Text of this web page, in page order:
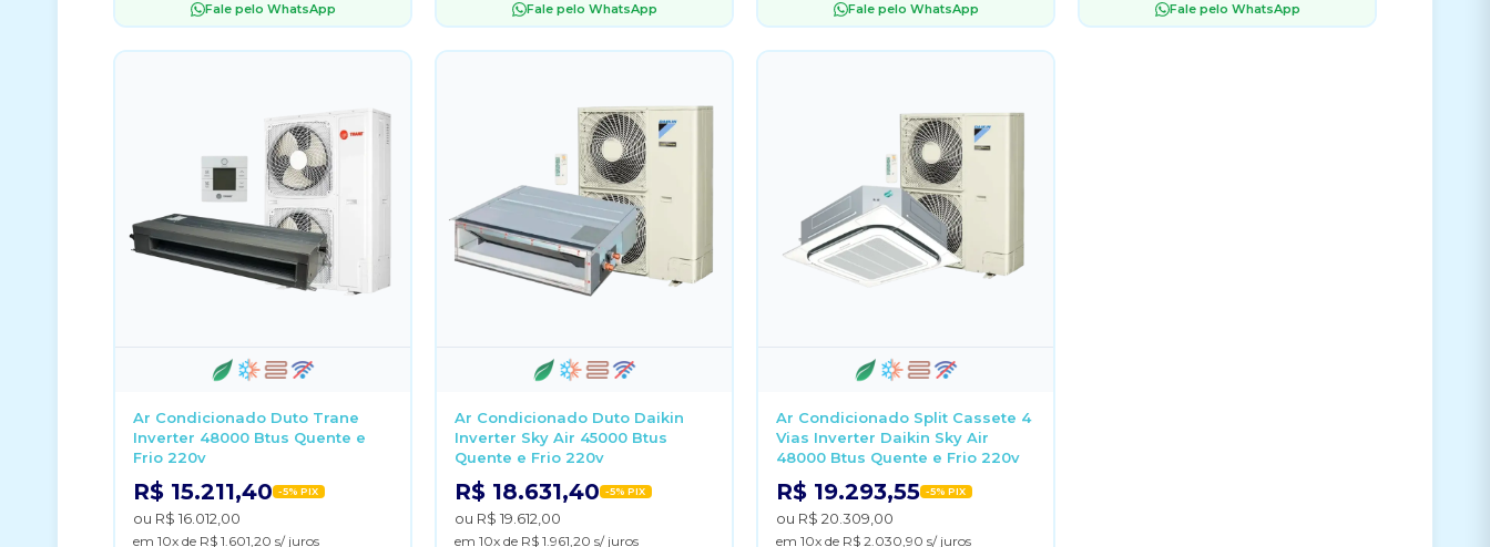
Fale pelo WhatsApp Fale pelo WhatsApp Fale pelo WhatsApp Fale pelo WhatsApp
Ar Condicionado Duto Trane
Inverter 48000 Btus Quente e
Frio 220v
R$ 15.211,40 -5% PIX
ou R$ 16.012,00
em 10x de R$ 1.601,20 s/ juros
Ar Condicionado Duto Daikin
Inverter Sky Air 45000 Btus
Quente e Frio 220v
R$ 18.631,40 -5% PIX
ou R$ 19.612,00
em 10x de R$ 1.961,20 s/ juros
Ar Condicionado Split Cassete 4
Vias Inverter Daikin Sky Air
48000 Btus Quente e Frio 220v
R$ 19.293,55 -5% PIX
ou R$ 20.309,00
em 10x de R$ 2.030,90 s/ juros